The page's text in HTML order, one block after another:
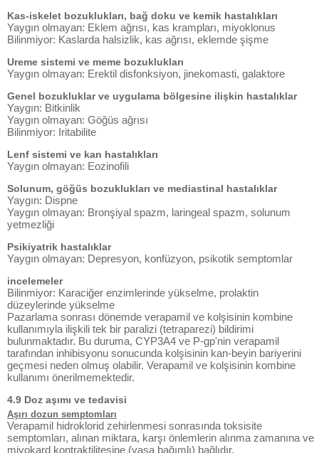
Kas-iskelet bozuklukları, bağ doku ve kemik hastalıkları
Yaygın olmayan: Eklem ağrısı, kas krampları, miyoklonus
Bilinmiyor: Kaslarda halsizlik, kas ağrısı, eklemde şişme
Ureme sistemi ve meme bozuklukları
Yaygın olmayan: Erektil disfonksiyon, jinekomasti, galaktore
Genel bozukluklar ve uygulama bölgesine ilişkin hastalıklar
Yaygın: Bitkinlik
Yaygın olmayan: Göğüs ağrısı
Bilinmiyor: Iritabilite
Lenf sistemi ve kan hastalıkları
Yaygın olmayan: Eozinofili
Solunum, göğüs bozuklukları ve mediastinal hastalıklar
Yaygın: Dispne
Yaygın olmayan: Bronşiyal spazm, laringeal spazm, solunum
yetmezliği
Psikiyatrik hastalıklar
Yaygın olmayan: Depresyon, konfüzyon, psikotik semptomlar
incelemeler
Bilinmiyor: Karaciğer enzimlerinde yükselme, prolaktin
düzeylerinde yükselme
Pazarlama sonrası dönemde verapamil ve kolşisinin kombine
kullanımıyla ilişkili tek bir paralizi (tetraparezi) bildirimi
bulunmaktadır. Bu duruma, CYP3A4 ve P-gp'nin verapamil
tarafından inhibisyonu sonucunda kolşisinin kan-beyin bariyerini
geçmesi neden olmuş olabilir. Verapamil ve kolşisinin kombine
kullanımı önerilmemektedir.
4.9 Doz aşımı ve tedavisi
Aşırı dozun semptomları
Verapamil hidroklorid zehirlenmesi sonrasında toksisite
semptomları, alınan miktara, karşı önlemlerin alınma zamanına ve
miyokard kontraktilitesine (yaşa bağımlı) bağlıdır.